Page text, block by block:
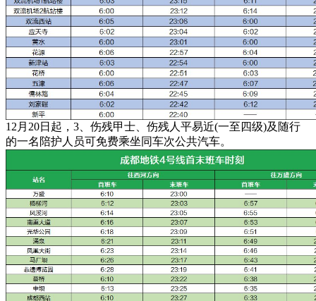
12月20日起，3、伤残甲士、伤残人平易近(一至四级)及随行
的一名陪护人员可免费乘坐同车次公共汽车。